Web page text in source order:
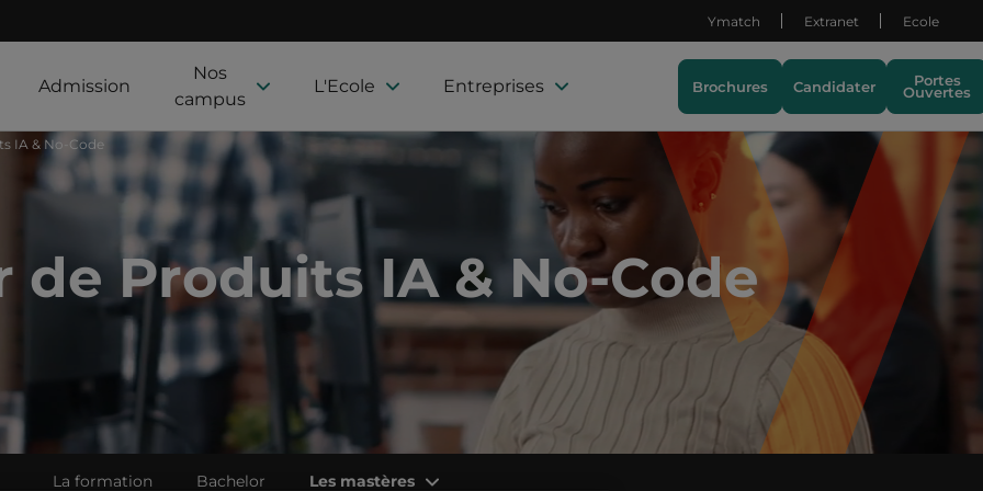
Admission
Nos
campus
L'Ecole Entreprises
Ymatch Extranet Ecole
Brochures Candidater Portes
Ouvertes
IA & No-Code
Produits IA & No-Code
La formation Bachelor Les mastères